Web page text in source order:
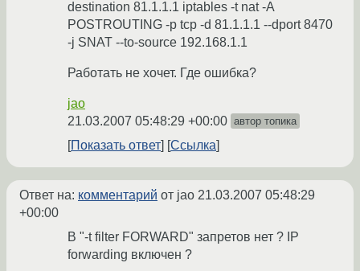
destination 81.1.1.1 iptables -t nat -A
POSTROUTING -p tcp -d 81.1.1.1 --dport 8470
-j SNAT --to-source 192.168.1.1
Работать не хочет. Где ошибка?
jao
21.03.2007 05:48:29 +00:00 автор топика
Показать ответ Ссылка
Ответ на: комментарий от jao 21.03.2007 05:48:29
+00:00
В "-t filter FORWARD" запретов нет ? IP
forwarding включен ?